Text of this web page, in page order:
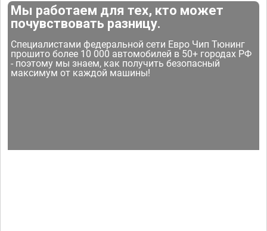
Мы работаем для тех, кто может
почувствовать разницу.
Специалистами федеральной сети Евро Чип Тюнинг
прошито более 10 000 автомобилей в 50+ городах РФ
- поэтому мы знаем, как получить безопасный
максимум от каждой машины!